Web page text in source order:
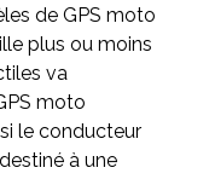
de GPS moto
plus ou moins
va
moto
le conducteur
à une